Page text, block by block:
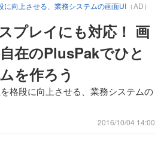
に向上させる、業務システムの画面UI （AD）
プレイにも対応！ 画
在のPlusPakでひと
を作ろう
格段に向上させる、業務システムの
2016/10/04 14:00